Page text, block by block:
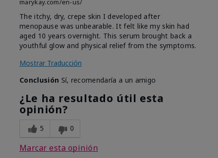
marykay.com/en-us/
The itchy, dry, crepe skin I developed after
menopause was unbearable. It felt like my skin had
aged 10 years overnight. This serum brought back a
youthful glow and physical relief from the symptoms.
Mostrar Traducción
Conclusión Sí, recomendaría a un amigo
¿Le ha resultado útil esta
opinión?
5 0
Marcar esta opinión